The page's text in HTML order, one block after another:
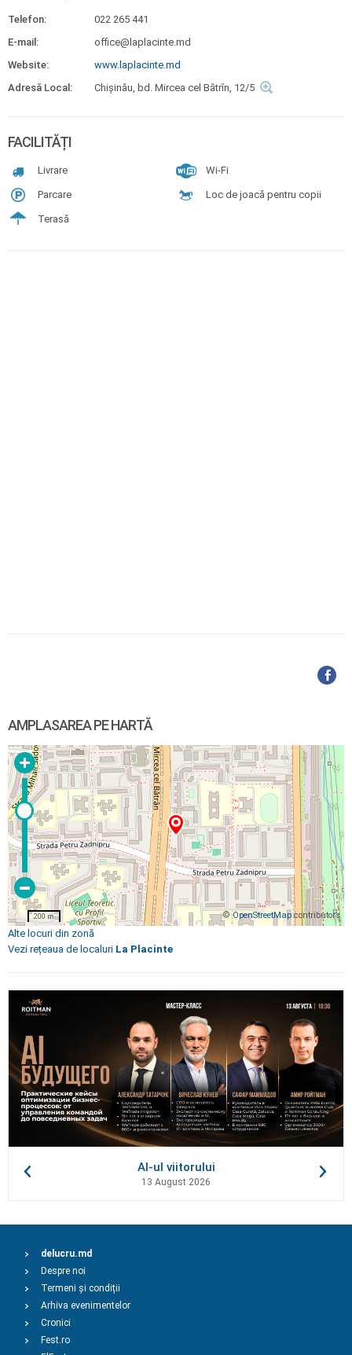
Telefon:
022 265 441
E-mail:
office@laplacinte.md
Website:
www.laplacinte.md
Adresă Local:
Chişinău, bd. Mircea cel Bătrîn, 12/5
FACILITĂȚI
Livrare Wi-Fi
Parcare Loc de joacă pentru copii
Terasă
AMPLASAREA PE HARTĂ
©OpenStreetMapcontributors
200 m
Alte locuri din zonă
Vezi rețeaua de localuri La Placinte
AI-ul viitorului
13 August 2026
delucru.md
Despre noi
Termeni și condiții
Arhiva evenimentelor
Cronici
Fest.ro